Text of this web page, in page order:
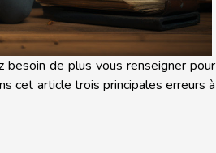
besoin de plus vous renseigner pour
cet article trois principales erreurs à